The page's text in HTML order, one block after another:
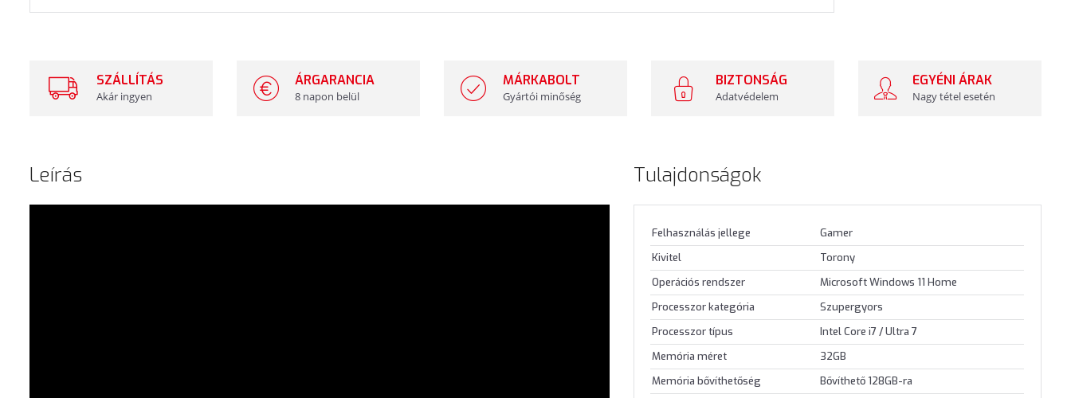
SZÁLLÍTÁS
Akár ingyen
ÁRGARANCIA
8 napon belül
MÁRKABOLT
Gyártói minőség
BIZTONSÁG
Adatvédelem
EGYÉNI ÁRAK
Nagy tétel esetén
Leírás Tulajdonságok
Felhasználás jellege
Gamer
Kivitel
Torony
Operációs rendszer
Microsoft Windows 11 Home
Processzor kategória
Szupergyors
Processzor típus
Intel Core i7 / Ultra 7
Memória méret
32GB
Memória bővíthetőség
Bővíthető 128GB-ra